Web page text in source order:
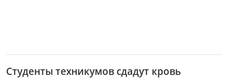
Студенты техникумов сдадут кровь